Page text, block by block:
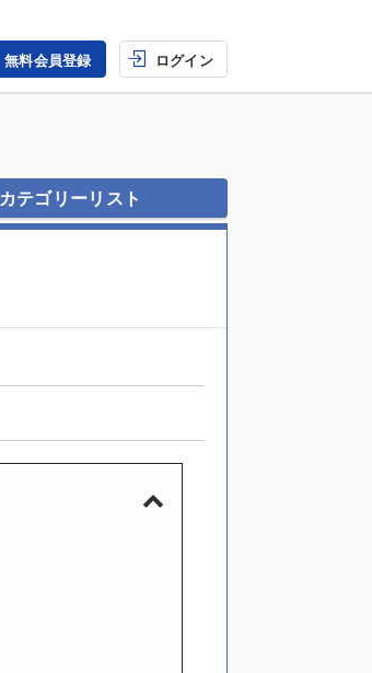
無料会員登録 ログイン
カテゴリーリスト